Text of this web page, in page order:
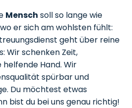
Mensch soll so lange wie
er sich am wohlsten fühlt:
geht über reine
Wir schenken Zeit,
helfende Hand. Wir
spürbar und
Du möchtest etwas
bist du bei uns genau richtig!